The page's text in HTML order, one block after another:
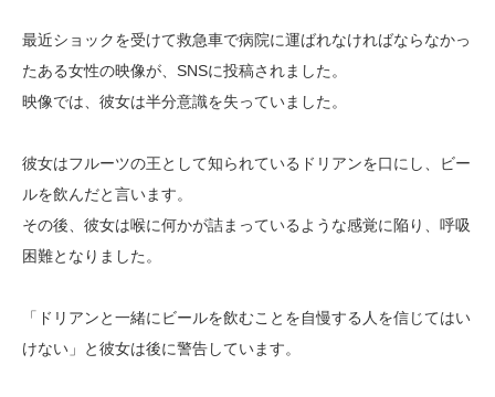
最近ショックを受けて救急車で病院に運ばれなければならなかっ
たある女性の映像が、SNSに投稿されました。
映像では、彼女は半分意識を失っていました。
彼女はフルーツの王として知られているドリアンを口にし、ビー
ルを飲んだと言います。
その後、彼女は喉に何かが詰まっているような感覚に陥り、呼吸
困難となりました。
「ドリアンと一緒にビールを飲むことを自慢する人を信じてはい
けない」と彼女は後に警告しています。